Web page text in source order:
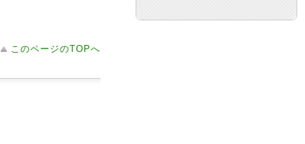
このページのTOPへ